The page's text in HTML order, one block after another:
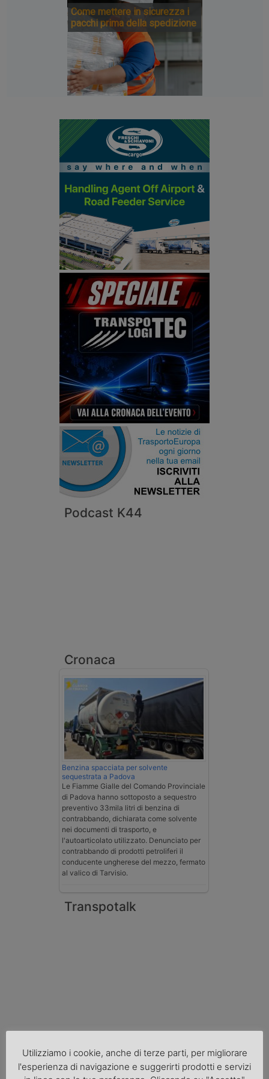
Podcast K44
Cronaca
Benzina spacciata per solvente
sequestrata a Padova
Le Fiamme Gialle del Comando Provinciale
di Padova hanno sottoposto a sequestro
preventivo 33mila litri di benzina di
contrabbando, dichiarata come solvente
nei documenti di trasporto, e
l'autoarticolato utilizzato. Denunciato per
contrabbando di prodotti petroliferi il
conducente ungherese del mezzo, fermato
al valico di Tarvisio.
Transpotalk
Normativa
La riforma del Codice della Strada punta
Come mettere in sicurezza i
pacchi prima della spedizione
Utilizziamo i cookie, anche di terze parti, per migliorare
l'esperienza di navigazione e suggerirti prodotti e servizi